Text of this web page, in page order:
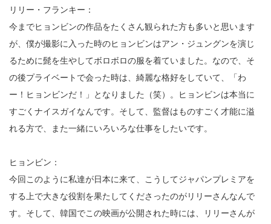
リリー・フランキー：
今までヒョンビンの作品をたくさん観られた方も多いと思います
が、僕が撮影に入った時のヒョンビンはアン・ジュングンを演じ
るために髭を生やしてボロボロの服を着ていました。なので、そ
の後プライベートで会った時は、綺麗な格好をしていて、「わ
ー！ヒョンビンだ！」となりました（笑）。ヒョンビンは本当に
すごくナイスガイなんです。そして、監督はものすごく才能に溢
れる方で、また一緒にいろいろな仕事をしたいです。
ヒョンビン：
今回このように私達が日本に来て、こうしてジャパンプレミアを
する上で大きな役割を果たしてくださったのがリリーさんなんで
す。そして、韓国でこの映画が公開された時には、リリーさんが